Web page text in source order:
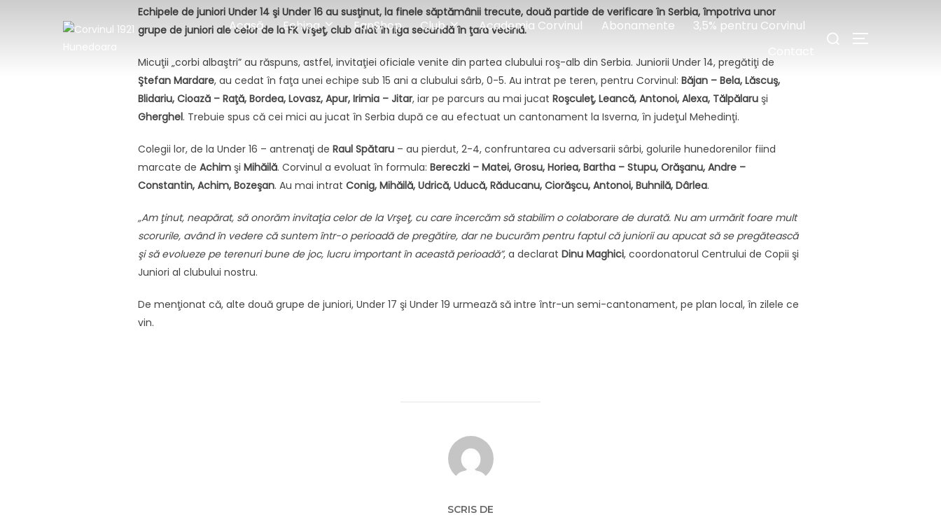
Acasă Echipa FanShop Club Academia Corvinul Abonamente
3,5% pentru Corvinul
după:
COMUTĂ LA
Echipele de juniori Under 14 şi Under 16 au susţinut, la finele săptămânii trecute, două partide de verificare în Serbia, împotriva unor
grupe de juniori ale celor de la FK Vrşeţ, club aflat în liga secundă în ţara vecină.
Micuţii „corbi albaştri” au răspuns, astfel, invitaţiei oficiale venite din partea clubului roş-alb din Serbia. Juniorii Under 14, pregătiţi de
Ştefan Mardare, au cedat în faţa unei echipe sub 15 ani a clubului sârb, 0-5. Au intrat pe teren, pentru Corvinul: Băjan – Bela, Lăscuş,
Blidariu, Cioază – Raţă, Bordea, Lovasz, Apur, Irimia – Jitar, iar pe parcurs au mai jucat Roşculeţ, Leancă, Antonoi, Alexa, Tălpălaru şi
Gherghel. Trebuie spus că cei mici au jucat în Serbia după ce au efectuat un cantonament la Isverna, în judeţul Mehedinţi.
Colegii lor, de la Under 16 – antrenaţi de Raul Spătaru – au pierdut, 2-4, confruntarea cu adversarii sârbi, golurile hunedorenilor fiind
marcate de Achim şi Mihăilă. Corvinul a evoluat în formula: Bereczki – Matei, Grosu, Horiea, Bartha – Stupu, Orăşanu, Andre –
Constantin, Achim, Bozeşan. Au mai intrat Conig, Mihăilă, Udrică, Uducă, Răducanu, Ciorăşcu, Antonoi, Buhnilă, Dârlea.
„Am ţinut, neapărat, să onorăm invitaţia celor de la Vrşeţ, cu care încercăm să stabilim o colaborare de durată. Nu am urmărit foare mult
scorurile, având în vedere că suntem într-o perioadă de pregătire, dar ne bucurăm pentru faptul că juniorii au apucat să se pregătească
şi să evolueze pe terenuri bune de joc, lucru important în această perioadă”, a declarat Dinu Maghici, coordonatorul Centrului de Copii şi
Juniori al clubului nostru.
De menţionat că, alte două grupe de juniori, Under 17 şi Under 19 urmează să intre într-un semi-cantonament, pe plan local, în zilele ce
vin.
AUTOR ARTICOL
SCRIS DE